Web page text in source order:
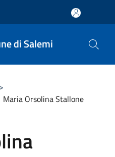
di Salemi
>
Maria Orsolina Stallone